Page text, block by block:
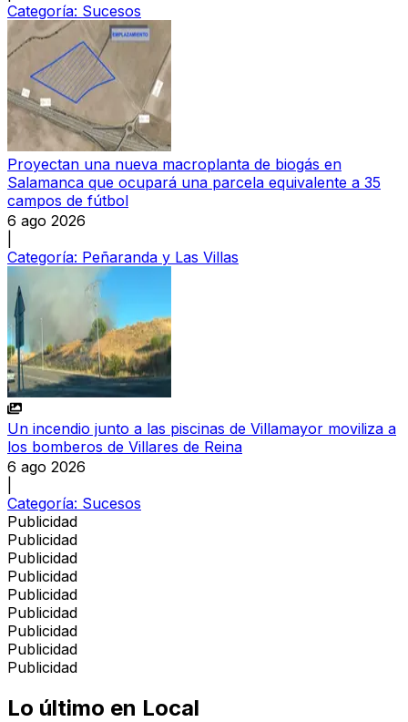
Categoría: Sucesos
Proyectan una nueva macroplanta de biogás en
Salamanca que ocupará una parcela equivalente a 35
campos de fútbol
6 ago 2026
Categoría: Peñaranda y Las Villas
Un incendio junto a las piscinas de Villamayor moviliza a
los bomberos de Villares de Reina
6 ago 2026
Categoría: Sucesos
Publicidad
Publicidad
Publicidad
Publicidad
Publicidad
Publicidad
Publicidad
Publicidad
Publicidad
Lo último en Local